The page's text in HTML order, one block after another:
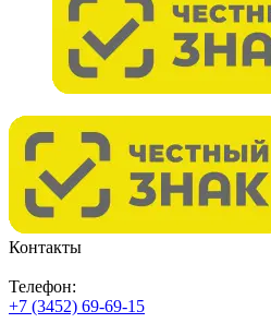
Контакты
Телефон:
+7 (3452) 69-69-15